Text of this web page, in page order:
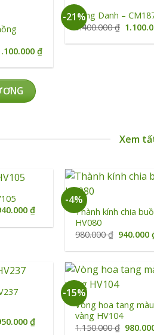
₫Giá
tại
-21%Vang Danh –
1.400.000₫ Giá
là:
Xem
₫Giá
tại
-4%
+
Thành kính chia
HV080
980.000₫ Giá
là:
940.000
₫Giá
-15%
+
Vòng hoa tang màu
vàng HV104
1.150.000₫ Giá